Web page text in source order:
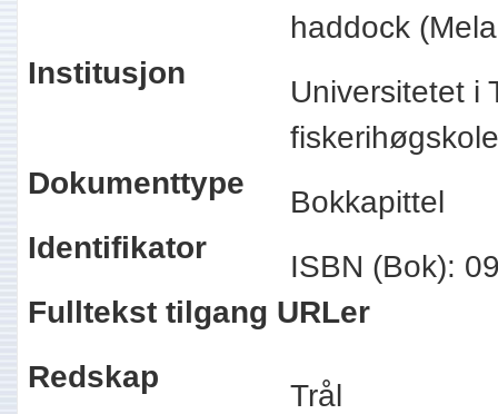
haddock
Institusjon
Universitetet i
Dokumenttype
Bokkapittel
Identifikator
ISBN (Bok):
Fulltekst tilgang URLer
Redskap
Trål